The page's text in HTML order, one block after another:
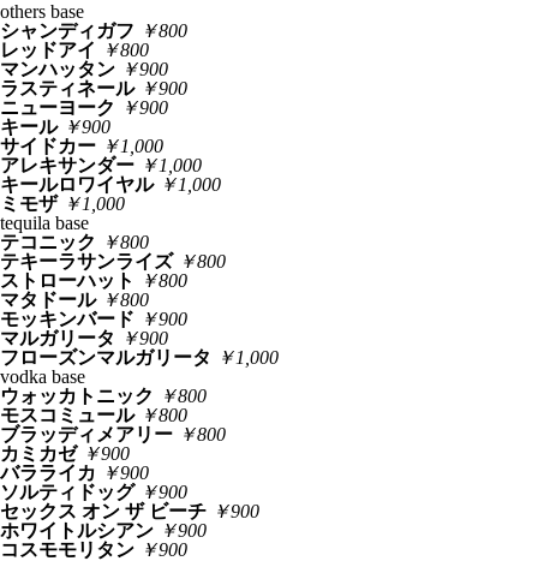
others base
シャンディガフ ￥800
レッドアイ
￥800
マンハッタン ￥900
ラスティネール ￥900
ニューヨーク
￥900
キール ￥900
サイドカー ￥1,000
アレキサンダー ￥1,000
キールロワイヤル ￥1,000
ミモザ ￥1,000
tequila base
テコニック
￥800
テキーラサンライズ ￥800
ストローハット
￥800
マタドール ￥800
モッキンバード ￥900
マルガリータ
￥900
フローズンマルガリータ
￥1,000
vodka base
ウォッカトニック
￥800
モスコミュール ￥800
ブラッディメアリー ￥800
カミカゼ ￥900
バラライカ ￥900
ソルティドッグ ￥900
セックス オン ザ ビーチ ￥900
ホワイトルシアン ￥900
コスモモリタン ￥900